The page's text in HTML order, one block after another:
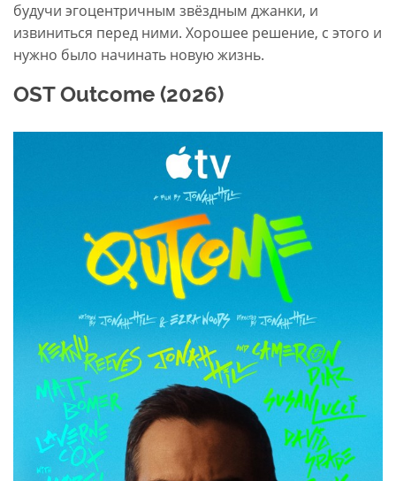
будучи эгоцентричным звёздным джанки, и
извиниться перед ними. Хорошее решение, с этого и
нужно было начинать новую жизнь.
OST Outcome (2026)